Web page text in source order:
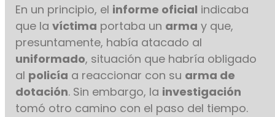
En un principio, el informe oficial indicaba
que lavíctima portaba un arma y que,
presuntamente, había atacado al
uniformado, situación que habría obligado
al policía a reaccionar con su arma de
dotación. Sin embargo, la investigación
tomó otro camino con el paso del tiempo.